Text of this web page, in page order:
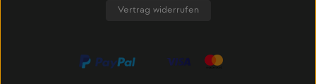
Vertrag widerrufen